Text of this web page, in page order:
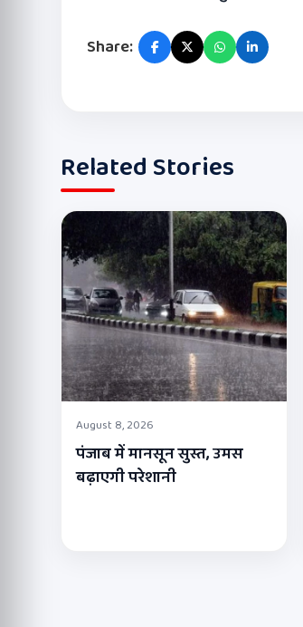
Share:
Related Stories
August 8, 2026
पंजाब में मानसून सुस्त, उमस
बढ़ाएगी परेशानी